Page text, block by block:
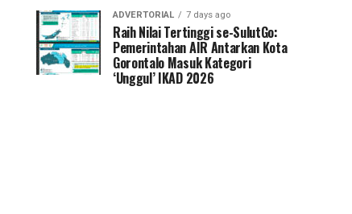
ADVERTORIAL 7 days ago
Raih Nilai Tertinggi se-SulutGo:
Pemerintahan AIR Antarkan Kota
Gorontalo Masuk Kategori
‘Unggul’ IKAD 2026